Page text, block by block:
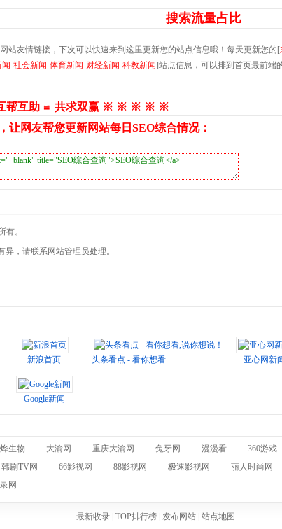
搜索流量占比
站友情链接，下次可以快速来到这里更新您的站点信息哦！每天更新您的[
-社会新闻-体育新闻-财经新闻-科教新闻]站点信息，可以排到首页最前端
互助 ≌ 共求双赢 ※ ※ ※ ※ ※
让网友帮您更新网站每日SEO综合情况：
有。
，请联系网站管理员处理。
新浪首页 头条看点 - 看你想看,说你想说！ 亚心网新
Google新闻
生物 大渝网 重庆大渝网 兔牙网 漫漫看 360游戏
韩剧TV网 66影视网 88影视网 极速影视网 丽人时尚网
网
最新收录| TOP排行榜| 发布网站| 站点地图